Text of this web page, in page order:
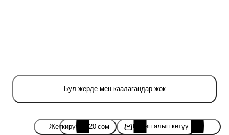
Бул жерде мен каалагандар жок
Жеткирүү 220 сом Келип алып кетүү